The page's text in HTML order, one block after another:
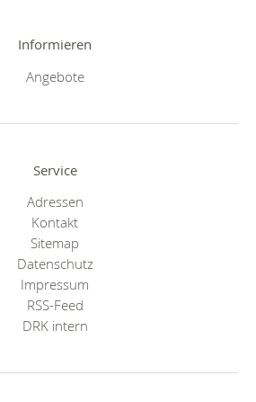
Informieren
Angebote
Service
Adressen
Kontakt
Sitemap
Datenschutz
Impressum
RSS-Feed
DRK intern